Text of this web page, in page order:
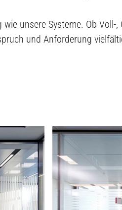
wie unsere Systeme. Ob
und Anforderung